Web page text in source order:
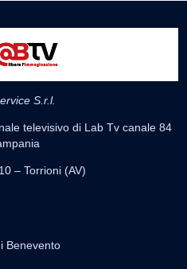
S.r.l.
televisivo di Lab Tv canale 84
– Torrioni (AV)
Benevento